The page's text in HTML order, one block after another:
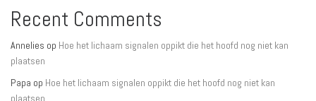
Recent Comments
Annelies op Hoe het lichaam signalen oppikt die het hoofd nog niet kan
plaatsen
Papa op Hoe het lichaam signalen oppikt die het hoofd nog niet kan
plaatsen